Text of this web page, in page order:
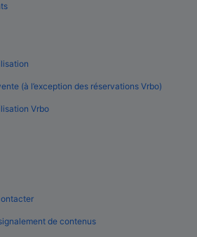
(à l’exception des réservations Vrbo)
Vrbo
de contenus